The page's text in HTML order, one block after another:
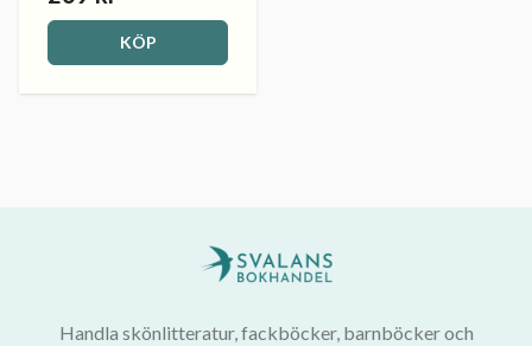
KÖP
Handla skönlitteratur, fackböcker, barnböcker och